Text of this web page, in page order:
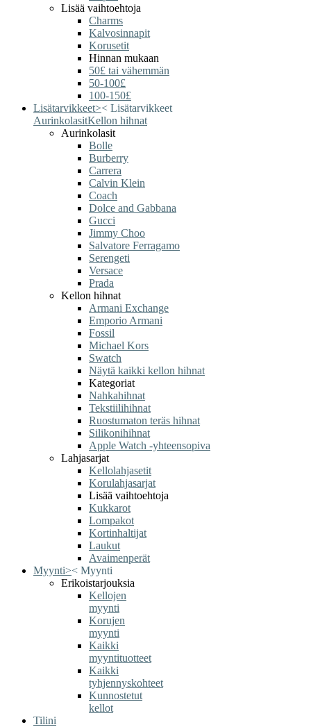
Lisää vaihtoehtoja
Charms
Kalvosinnapit
Korusetit
Hinnan mukaan
50£ tai vähemmän
50-100£
100-150£
Lisätarvikkeet>< Lisätarvikkeet
AurinkolasitKellon hihnat
Aurinkolasit
Bolle
Burberry
Carrera
Calvin Klein
Coach
Dolce and Gabbana
Gucci
Jimmy Choo
Salvatore Ferragamo
Serengeti
Versace
Prada
Kellon hihnat
Armani Exchange
Emporio Armani
Fossil
Michael Kors
Swatch
Näytä kaikki kellon hihnat
Kategoriat
Nahkahihnat
Tekstiilihihnat
Ruostumaton teräs hihnat
Silikonihihnat
Apple Watch -yhteensopiva
Lahjasarjat
Kellolahjasetit
Korulahjasarjat
Lisää vaihtoehtoja
Kukkarot
Lompakot
Kortinhaltijat
Laukut
Avaimenperät
Myynti>< Myynti
Erikoistarjouksia
Kellojen
myynti
Korujen
myynti
Kaikki
myyntituotteet
Kaikki
tyhjennyskohteet
Kunnostetut
kellot
Tilini